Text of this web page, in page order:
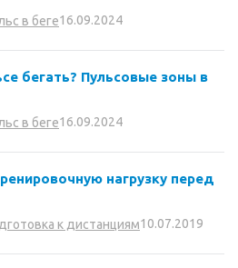
в беге16.09.2024
бегать? Пульсовые зоны в
в беге16.09.2024
нагрузку перед
к дистанциям10.07.2019